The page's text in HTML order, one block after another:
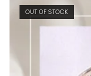
OUT OF STOCK